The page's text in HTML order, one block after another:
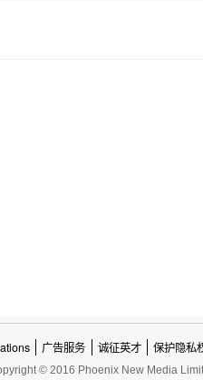
广告服务 诚征英才 保护隐私
© 2016 Phoenix New Media